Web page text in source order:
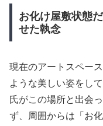
お化け屋敷状態
せた執念
現在のアートスペー
ような美しい姿をし
氏がこの場所と出会
ず、周囲からは「お